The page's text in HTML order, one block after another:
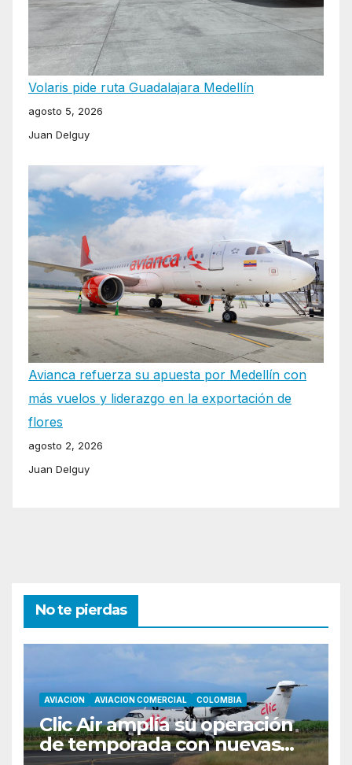
Volaris pide ruta Guadalajara Medellín
agosto 5, 2026
Juan Delguy
Avianca refuerza su apuesta por Medellín con
más vuelos y liderazgo en la exportación de
flores
agosto 2, 2026
Juan Delguy
No te pierdas
AVIACION AVIACION COMERCIAL COLOMBIA
Clic Air amplía su operación
de temporada con nuevas